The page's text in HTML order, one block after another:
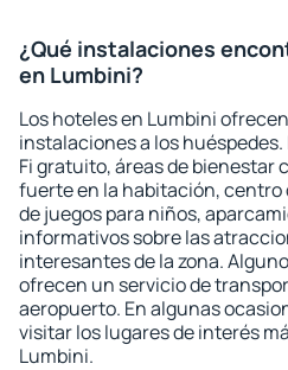
¿Qué instalaciones
en Lumbini?
Los hoteles en Lumbini
instalaciones a los
Fi gratuito, áreas de bienestar
fuerte en la habitación, centro
de juegos para niños,
informativos sobre las
interesantes de la zona.
ofrecen un servicio de
aeropuerto. En algunas
visitar los lugares de interés
Lumbini.